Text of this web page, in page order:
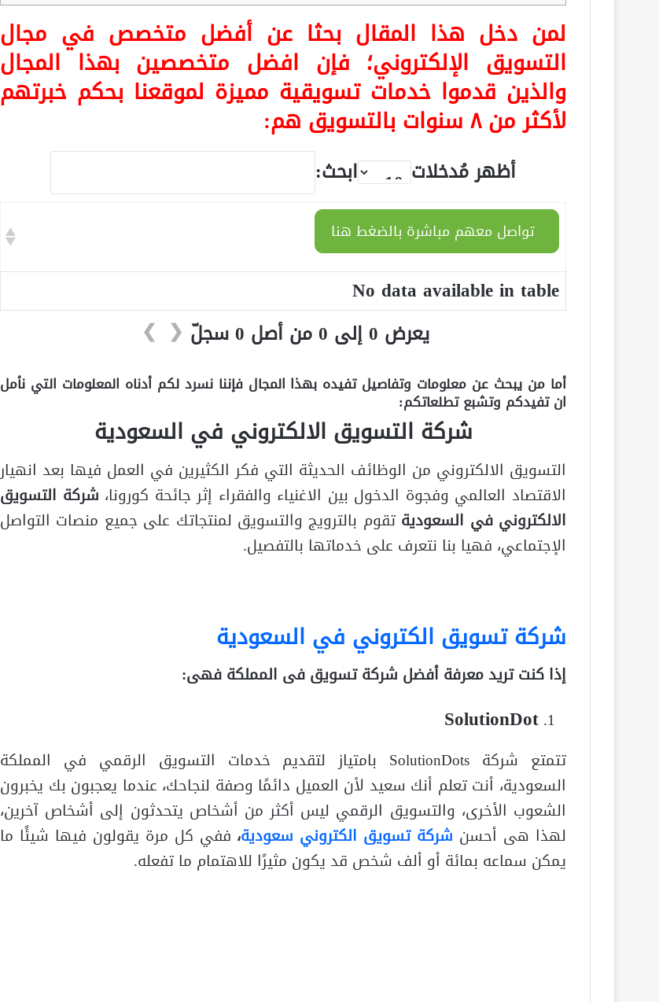
لمن دخل هذا المقال بحثا عن أفضل متخصص في مجال
التسويق الإلكتروني؛ فإن افضل متخصصين بهذا المجال
والذين قدموا خدمات تسويقية مميزة لموقعنا بحكم خبرتهم
لأكثر من ٨ سنوات بالتسويق هم:
أظهر مُدخلات ابحث:
تواصل معهم مباشرة بالضغط هنا
No data available in table
يعرض 0 إلى 0 من أصل 0 سجلّ
❮
❯
أما من يبحث عن معلومات وتفاصيل تفيده بهذا المجال فإننا نسرد لكم أدناه المعلومات التي نأمل
ان تفيدكم وتشبع تطلعاتكم:
شركة التسويق الالكتروني في السعودية
التسويق الالكتروني من الوظائف الحديثة التي فكر الكثيرين في العمل فيها بعد انهيار
الاقتصاد العالمي وفجوة الدخول بين الاغنياء والفقراء إثر جائحة كورونا، شركة التسويق
الالكتروني في السعودية تقوم بالترويج والتسويق لمنتجاتك على جميع منصات التواصل
الإجتماعي، فهيا بنا نتعرف على خدماتها بالتفصيل.
شركة تسويق الكتروني في السعودية
إذا كنت تريد معرفة أفضل شركة تسويق فى المملكة فهى:
SolutionDot
تتمتع شركة SolutionDots بامتياز لتقديم خدمات التسويق الرقمي في المملكة
السعودية، أنت تعلم أنك سعيد لأن العميل دائمًا وصفة لنجاحك، عندما يعجبون بك يخبرون
الشعوب الأخرى، والتسويق الرقمي ليس أكثر من أشخاص يتحدثون إلى أشخاص آخرين،
لهذا هى أحسن شركة تسويق الكتروني سعودية، ففي كل مرة يقولون فيها شيئًا ما
يمكن سماعه بمائة أو ألف شخص قد يكون مثيرًا للاهتمام ما تفعله.